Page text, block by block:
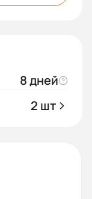
8 дней
2 шт